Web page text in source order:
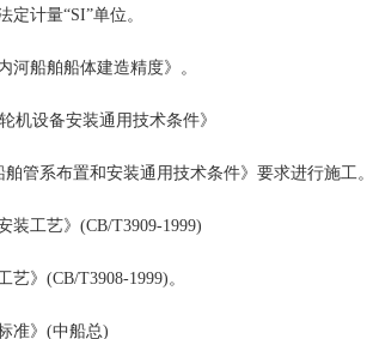
定计量“SI”单位。
河船舶船体建造精度》。
轮机设备安装通用技术条件》
舶管系布置和安装通用技术条件》要求进行施工。
装工艺》 (CB/T3909-1999)
艺》 (CB/T3908-1999)。
准》 (中船总)